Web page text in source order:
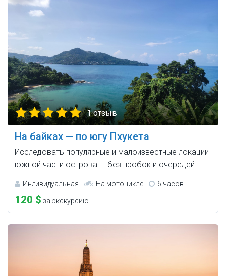
1 отзыв
На байках — по югу Пхукета
Исследовать популярные и малоизвестные локации
южной части острова — без пробок и очередей.
Индивидуальная На мотоцикле 6 часов
120 $ за экскурсию